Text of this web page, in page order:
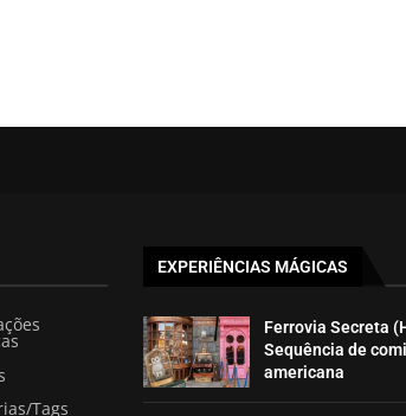
Tags
EXPERIÊNCIAS MÁGICAS
Ferrovia Secreta
Sequência de
americana